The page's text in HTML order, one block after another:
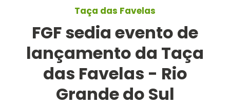
Taça das Favelas
FGF sedia evento de
lançamento da Taça
das Favelas - Rio
Grande do Sul